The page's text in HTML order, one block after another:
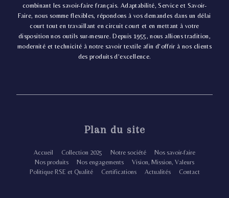
combinant les savoir-faire français. Adaptabilité, Service et Savoir-
Faire, nous somme flexibles, répondons à vos demandes dans un délai
court tout en travaillant en circuit court et en mettant à votre
disposition nos outils sur-mesure. Depuis 1955, nous allions tradition,
modernité et technicité à notre savoir textile afin d’offrir à nos clients
des produits d’excellence.
Plan du site
Accueil Collection 2025 Notre société
Nos savoir-faire
Nos produits
Nos engagements
Vision, Mission, Valeurs
Politique RSE et Qualité
Certifications Actualités Contact